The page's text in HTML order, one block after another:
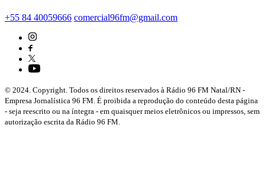
+55 84 40059666 comercial96fm@gmail.com
© 2024. Copyright. Todos os direitos reservados à Rádio 96 FM Natal/RN -
Empresa Jornalística 96 FM. É proibida a reprodução do conteúdo desta página
- seja reescrito ou na íntegra - em quaisquer meios eletrônicos ou impressos, sem
autorização escrita da Rádio 96 FM.